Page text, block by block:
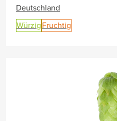
Deutschland
Würzig Fruchtig